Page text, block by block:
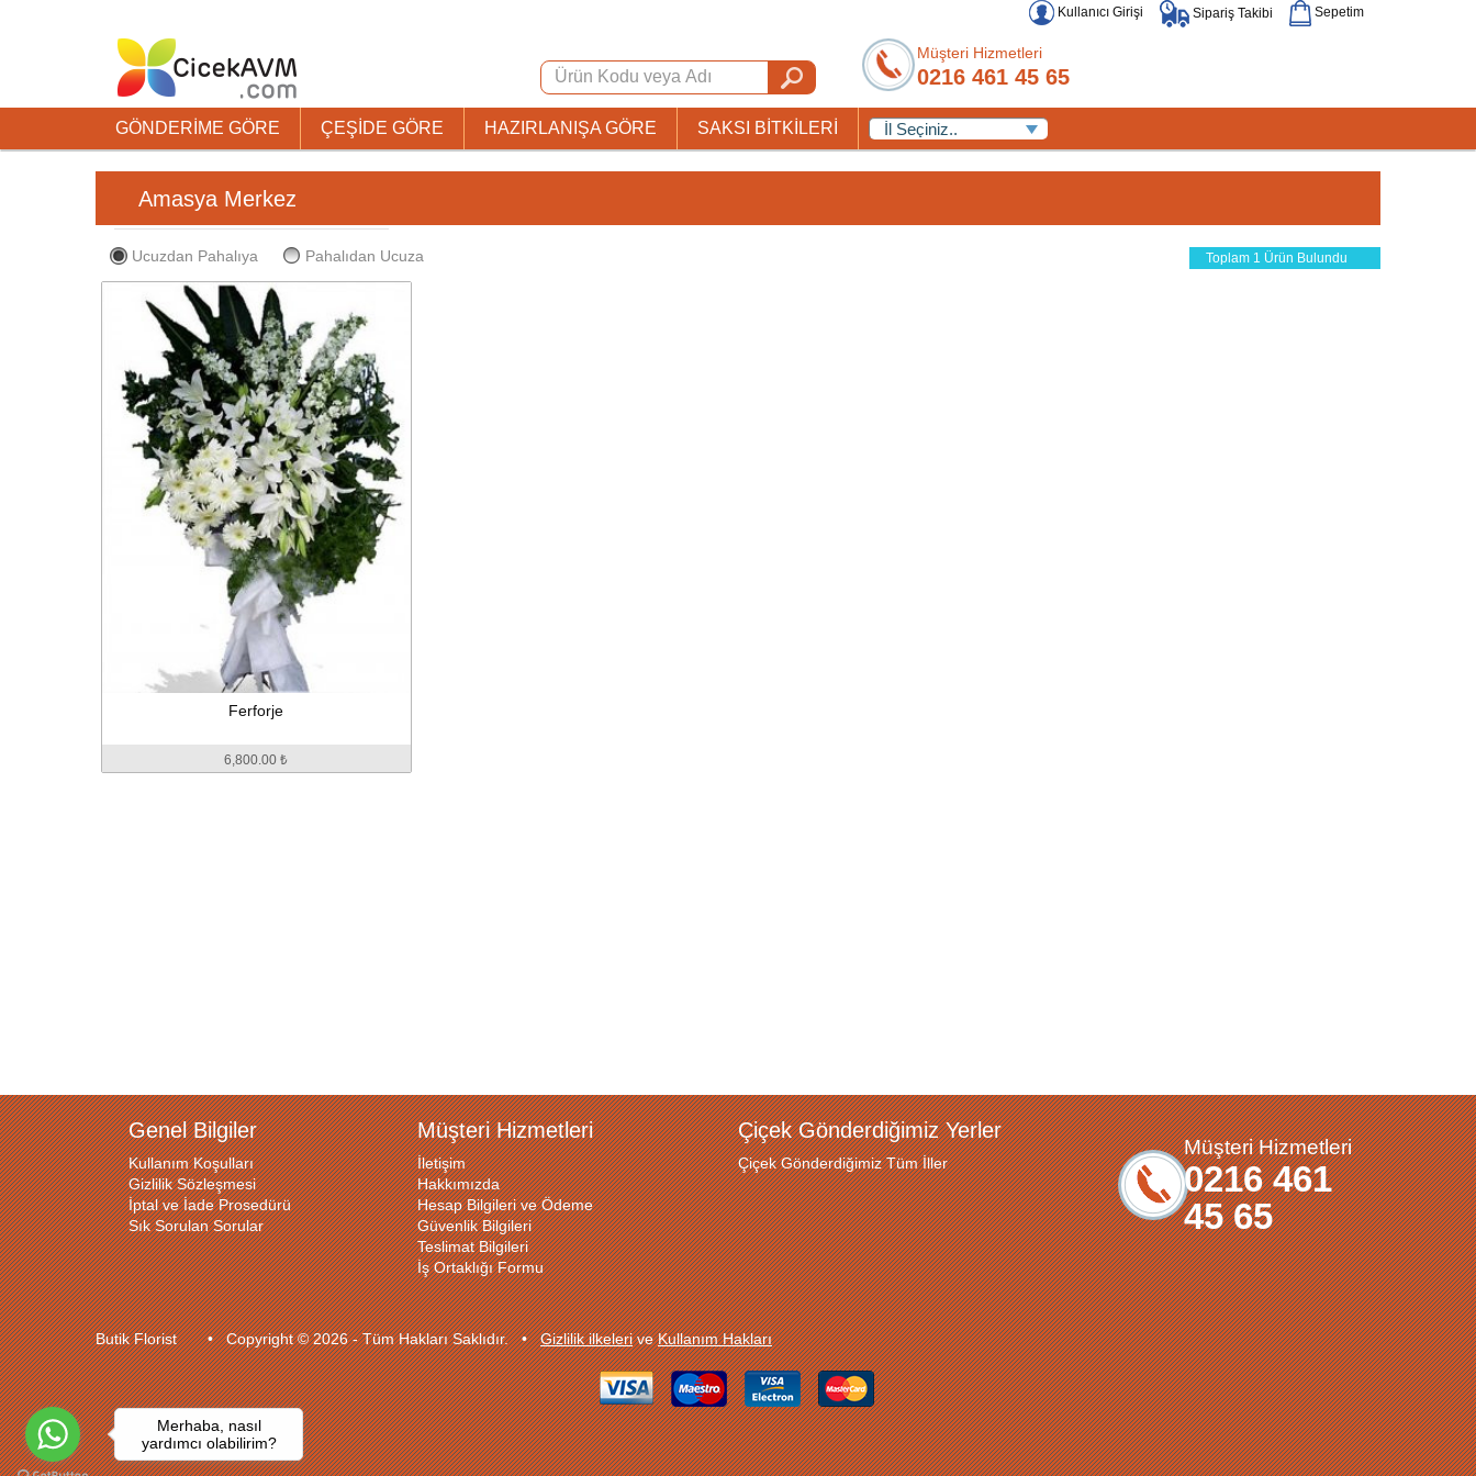
Kullanıcı Girişi Sipariş Takibi Sepetim
Müşteri Hizmetleri
0216 461 45 65
GÖNDERİME GÖRE ÇEŞİDE GÖRE HAZIRLANIŞA GÖRE SAKSI BİTKİLERİ
Amasya Merkez
Ucuzdan Pahalıya Pahalıdan Ucuza Toplam 1 Ürün Bulundu
Ferforje
6,800.00 ₺
Genel Bilgiler
Kullanım Koşulları
Gizlilik Sözleşmesi
İptal ve İade Prosedürü
Sık Sorulan Sorular
Müşteri Hizmetleri
İletişim
Hakkımızda
Hesap Bilgileri ve Ödeme
Güvenlik Bilgileri
Teslimat Bilgileri
İş Ortaklığı Formu
Çiçek Gönderdiğimiz Yerler
Çiçek Gönderdiğimiz Tüm İller
Müşteri Hizmetleri
0216 461
45 65
Butik Florist • Copyright © 2026 - Tüm Hakları Saklıdır. •Gizlilik ilkeleriveKullanım Hakları
Merhaba, nasıl
yardımcı olabilirim?